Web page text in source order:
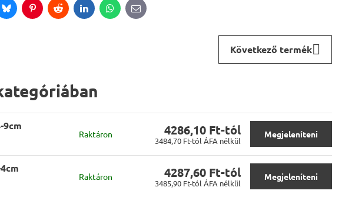
BlueskyPinterestRedditLinkedInWhatsApp
E-
mail
Következő termék
9cm
Raktáron 4286,10 Ft-tól
3484,70 Ft-tólÁFA nélkül
Megjeleníteni
Raktáron 4287,60 Ft-tól
3485,90 Ft-tólÁFA nélkül
Megjeleníteni